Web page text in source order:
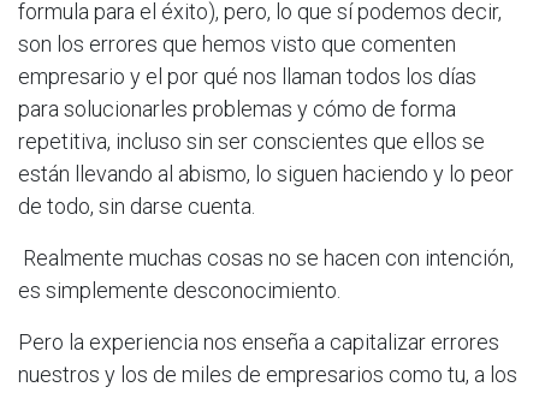
formula para el éxito), pero, lo que sí podemos decir,
son los errores que hemos visto que comenten
empresario y el por qué nos llaman todos los días
para solucionarles problemas y cómo de forma
repetitiva, incluso sin ser conscientes que ellos se
están llevando al abismo, lo siguen haciendo y lo peor
de todo, sin darse cuenta.
Realmente muchas cosas no se hacen con intención,
es simplemente desconocimiento.
Pero la experiencia nos enseña a capitalizar errores
nuestros y los de miles de empresarios como tu, a los